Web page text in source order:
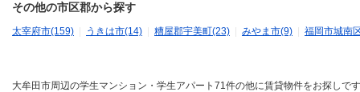
その他の市区郡から探す
太宰府市(159) うきは市(14) 糟屋郡宇美町(23) みやま市(9) 福岡市城南
大牟田市周辺の学生マンション・学生アパート71件の他に賃貸物件をお探し